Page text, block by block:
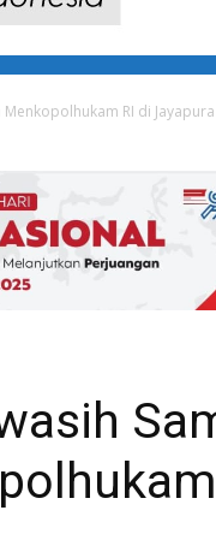
RI di Jayapura